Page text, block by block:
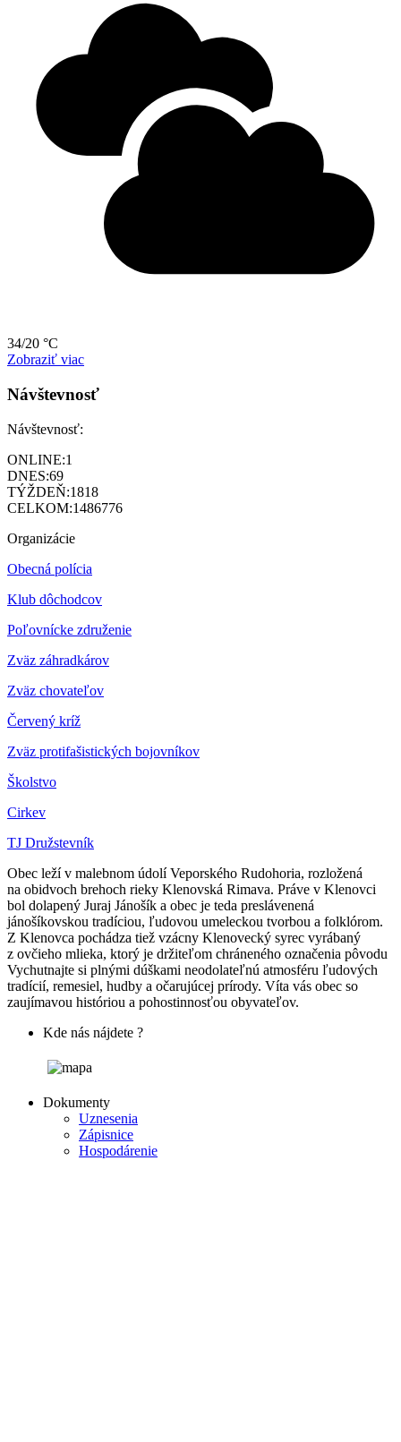
34/20 °C
Zobraziť viac
Návštevnosť
Návštevnosť:
ONLINE:1
DNES:69
TÝŽDEŇ:1818
CELKOM:1486776
Organizácie
Obecná polícia
Klub dôchodcov
Poľovnícke združenie
Zväz záhradkárov
Zväz chovateľov
Červený kríž
Zväz protifašistických bojovníkov
Školstvo
Cirkev
TJ Družstevník
Obec leží v malebnom údolí Veporského Rudohoria, rozložená
na obidvoch brehoch rieky Klenovská Rimava. Práve v Klenovci
bol dolapený Juraj Jánošík a obec je teda preslávenená
jánošíkovskou tradíciou, ľudovou umeleckou tvorbou a folklórom.
Z Klenovca pochádza tiež vzácny Klenovecký syrec vyrábaný
z ovčieho mlieka, ktorý je držiteľom chráneného označenia pôvodu
Vychutnajte si plnými dúškami neodolateľnú atmosféru ľudových
tradícií, remesiel, hudby a očarujúcej prírody. Víta vás obec so
zaujímavou históriou a pohostinnosťou obyvateľov.
Kde nás nájdete ?
Dokumenty
Uznesenia
Zápisnice
Hospodárenie